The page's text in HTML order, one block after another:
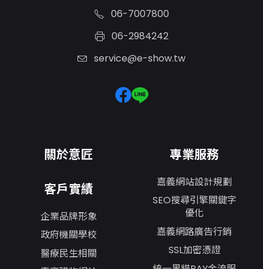
06-7007800
06-2984242
service@e-show.tw
關於意匠
客戶實績
企業品牌形象
政府機關學校
醫療民生相關
專業服務
嘉義網站設計規劃
SEO搜尋引擎關鍵字
優化
嘉義網路廣告行銷
SSL加密憑證